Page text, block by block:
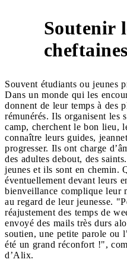
Soutenir
cheftaines
Souvent étudiants ou jeunes
Dans un monde qui les
donnent de leur temps à des
rémunérés. Ils organisent les
camp, cherchent le bon lieu,
connaître leurs guides,
progresser. Ils ont charge
des adultes debout, des
jeunes et ils sont en chemin.
éventuellement devant leurs
bienveillance complique leur
au regard de leur jeunesse.
réajustement des temps de
envoyé des mails très durs
soutien, une petite parole ou
été un grand réconfort !",
d’Alix.